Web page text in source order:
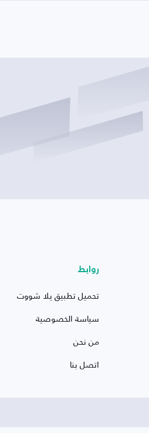
روابط
تحميل تطبيق يلا شووت
سياسة الخصوصية
من نحن
اتصل بنا